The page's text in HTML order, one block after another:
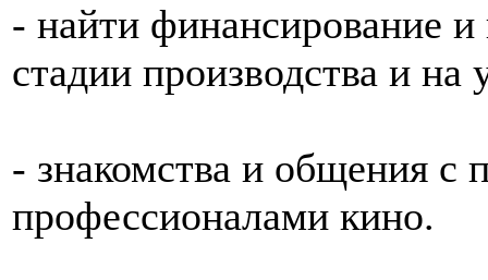
- найти финансирование
стадии производства и на
- знакомства и общения с
профессионалами кино.